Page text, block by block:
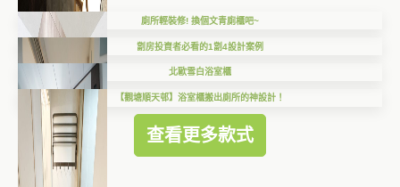
廁所輕裝修! 換個文青廁櫃吧~
劏房投資者必看的1劏4設計案例
北歐雪白浴室櫃
【觀塘順天邨】浴室櫃搬出廁所的神設計！
查看更多款式